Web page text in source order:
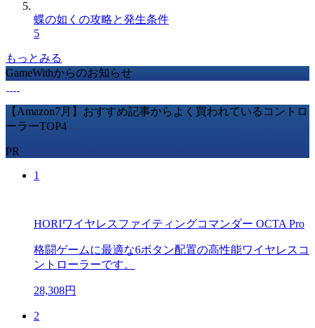
蝶の如くの攻略と発生条件
5
もっとみる
GameWithからのお知らせ
【Amazon7月】おすすめ記事からよく買われているコントロ
ーラーTOP4
PR
1
HORIワイヤレスファイティングコマンダー OCTA Pro
格闘ゲームに最適な6ボタン配置の高性能ワイヤレスコ
ントローラーです。
28,308円
2